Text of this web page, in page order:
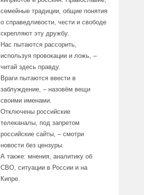
семейные традиции, общие понятия
о справедливости, чести и свободе
скрепляют эту дружбу.
Нас пытаются рассорить,
используя провокации и ложь, –
читай здесь правду.
Враги пытаются ввести в
заблуждение, – назовём вещи
своими именами.
Отключены российские
телеканалы, под запретом
российские сайты, – смотри
новости без цензуры.
А также: мнения, аналитику об
СВО, ситуации в России и на
Кипре.